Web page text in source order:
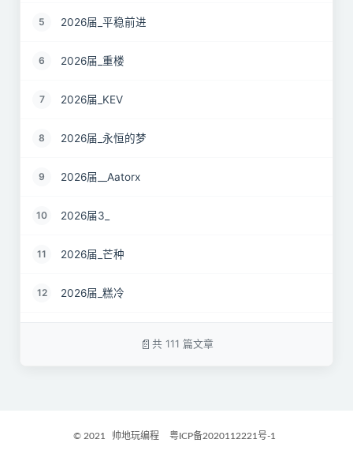
5 2026届_平稳前进
6 2026届_重楼
7 2026届_KEV
8 2026届_永恒的梦
9 2026届__Aatorx
10 2026届3_
11 2026届_芒种
12 2026届_糕冷
共 111 篇文章
© 2021 帅地玩编程 粤ICP备2020112221号-1